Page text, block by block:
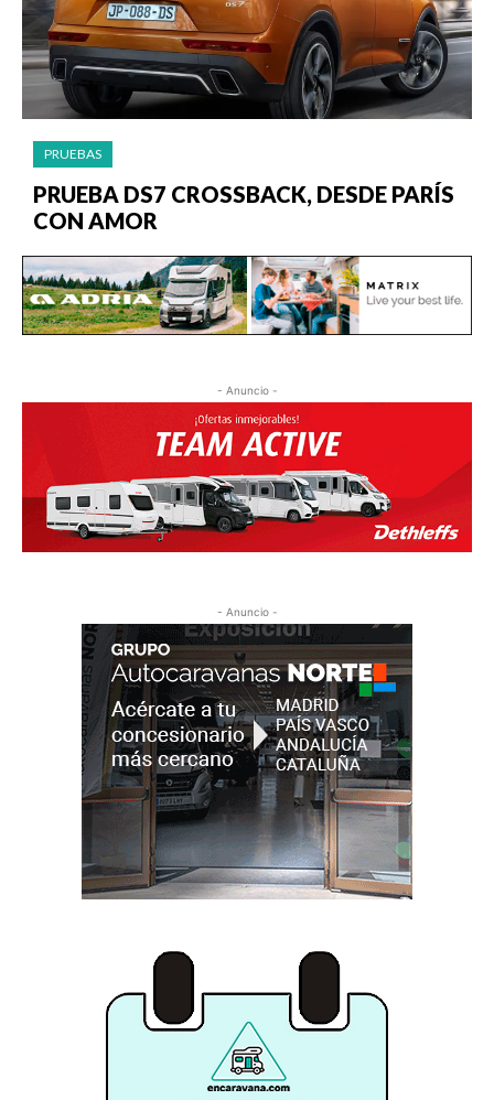
PRUEBAS
PRUEBA DS7 CROSSBACK, DESDE PARÍS
CON AMOR
- Anuncio -
- Anuncio -